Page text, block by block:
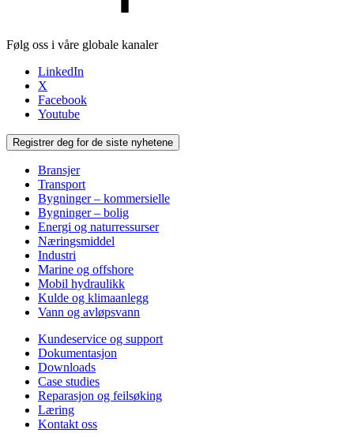
Følg oss i våre globale kanaler
LinkedIn
X
Facebook
Youtube
Registrer deg for de siste nyhetene
Bransjer
Transport
Bygninger – kommersielle
Bygninger – bolig
Energi og naturressurser
Næringsmiddel
Industri
Marine og offshore
Mobil hydraulikk
Kulde og klimaanlegg
Vann og avløpsvann
Kundeservice og support
Dokumentasjon
Downloads
Case studies
Reparasjon og feilsøking
Læring
Kontakt oss